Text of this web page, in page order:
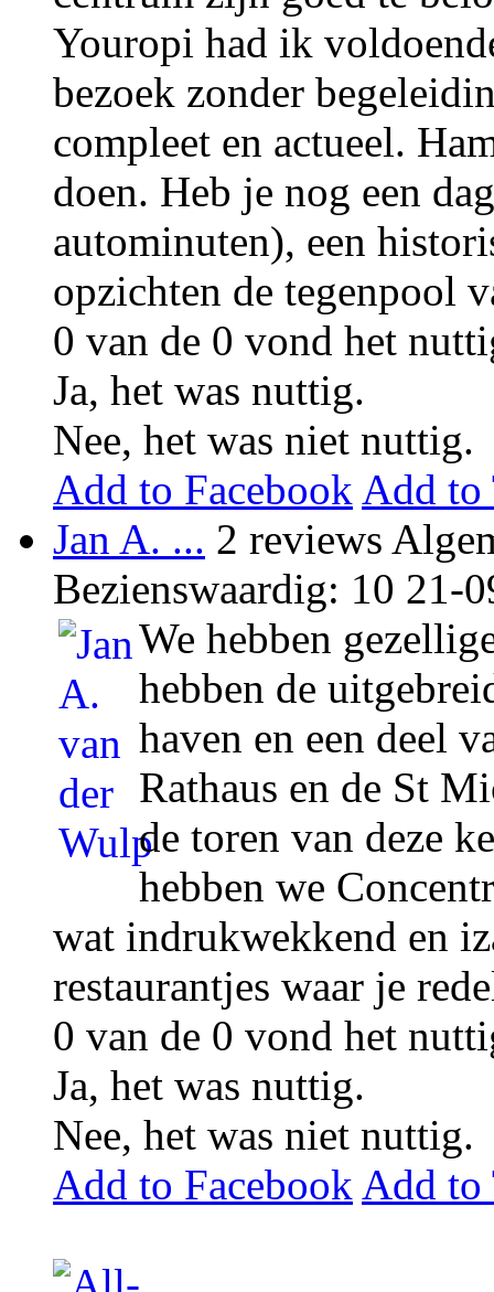
Youropi had ik
bezoek zonder
compleet en actueel.
doen. Heb je nog een
autominuten), een
opzichten de tegenpool
0 van de 0 vond het
Ja, het was nuttig.
Nee, het was niet nuttig.
Add to Facebook Add to
Jan A. ... 2 reviews
Bezienswaardig: 10 21-
We hebben
hebben de
haven en een deel
Rathaus en de St
de toren van deze
hebben we
wat indrukwekkend en
restaurantjes waar je
0 van de 0 vond het
Ja, het was nuttig.
Nee, het was niet nuttig.
Add to Facebook Add to